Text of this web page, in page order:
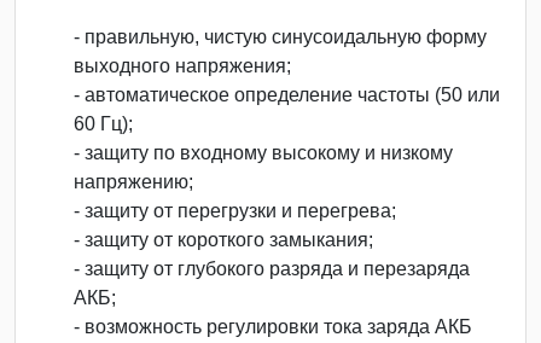
- правильную, чистую синусоидальную форму
выходного напряжения;
- автоматическое определение частоты (50 или
60 Гц);
- защиту по входному высокому и низкому
напряжению;
- защиту от перегрузки и перегрева;
- защиту от короткого замыкания;
- защиту от глубокого разряда и перезаряда
АКБ;
- возможность регулировки тока заряда АКБ